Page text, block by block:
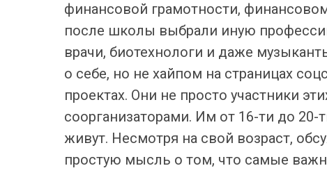
финансовой грамотности,
после школы выбрали иную
врачи, биотехнологи и даже
о себе, но не хайпом на страницах
проектах. Они не просто участники
соорганизаторами. Им от 16-ти до 20-
живут. Несмотря на свой возраст,
простую мысль о том, что самые